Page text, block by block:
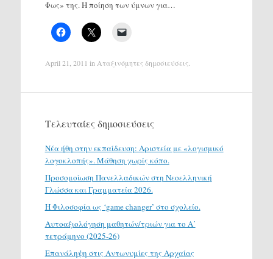
Φως» της. Η ποίηση των ύμνων για…
April 21, 2011 in Αταξινόμητες δημοσιεύσεις.
Τελευταίες δημοσιεύσεις
Νέα ήθη στην εκπαίδευση: Αριστεία με «λογισμικό
λογοκλοπής». Μάθηση χωρίς κόπο.
Προσομοίωση Πανελλαδικών στη Νεοελληνική
Γλώσσα και Γραμματεία 2026.
H Φιλοσοφία ως ‘game changer’ στο σχολείο.
Αυτοαξιολόγηση μαθητών/τριών για το Α΄
τετράμηνο (2025-26)
Επανάληψη στις Αντωνυμίες της Αρχαίας